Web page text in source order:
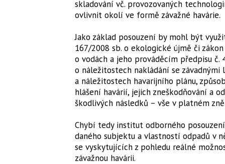
skladování vč. provozovaných
ovlivnit okolí ve formě závažné havárie.
Jako základ posouzení by mohl být
167/2008 sb. o ekologické újmě či
o vodách a jeho prováděcím předpisu č.
o náležitostech nakládání se závadnými
a náležitostech havarijního plánu,
hlášení havárií, jejich zneškodňování a
škodlivých následků – vše v platném
Chybí tedy institut odborného
daného subjektu a vlastností odpadů v
se vyskytujících z pohledu reálné
závažnou havárii.